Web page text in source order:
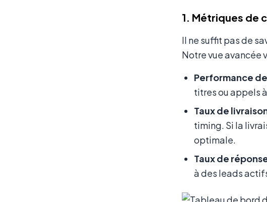
1. Métriques de
Il ne suffit pas de
Notre vue avancée
Performance
titres ou appels
Taux de
timing. Si la
optimale.
Taux de
à des leads